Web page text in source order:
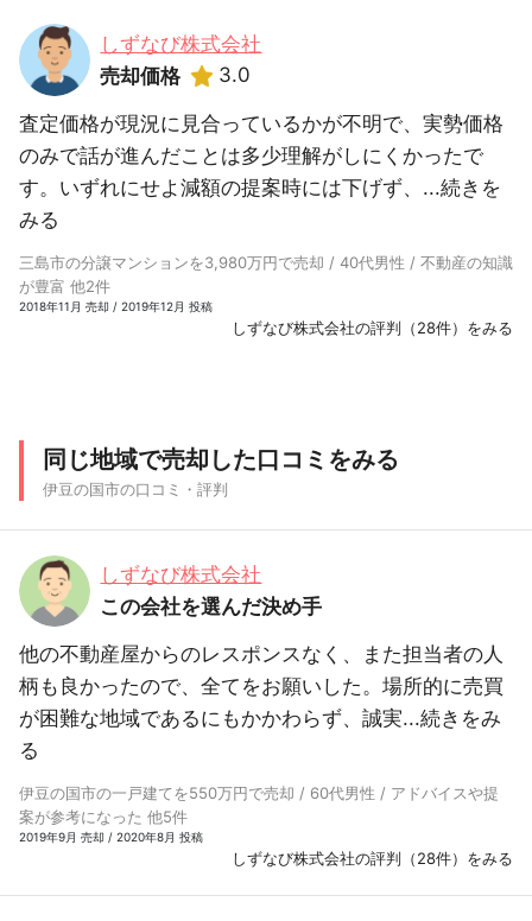
しずなび株式会社
売却価格
3.0
査定価格が現況に見合っているかが不明で、実勢価格
のみで話が進んだことは多少理解がしにくかったで
す。いずれにせよ減額の提案時には下げず、...続きを
みる
三島市の分譲マンションを3,980万円で売却 / 40代男性 / 不動産の知識
が豊富 他2件
2018年11月 売却 / 2019年12月 投稿
しずなび株式会社の評判（28件）をみる
同じ地域で売却した口コミをみる
伊豆の国市の口コミ・評判
しずなび株式会社
この会社を選んだ決め手
他の不動産屋からのレスポンスなく、また担当者の人
柄も良かったので、全てをお願いした。場所的に売買
が困難な地域であるにもかかわらず、誠実...続きをみ
る
伊豆の国市の一戸建てを550万円で売却 / 60代男性 / アドバイスや提
案が参考になった 他5件
2019年9月 売却 / 2020年8月 投稿
しずなび株式会社の評判（28件）をみる